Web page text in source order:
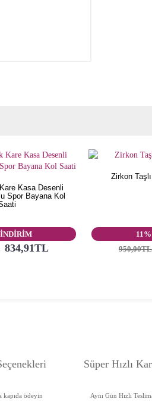
Kare Kasa Desenli
Spor Bayana Kol
834,91TL
Zirkon
950,00TL
kapıda ödeyin
Süper Hızlı
Aynı Gün Hızlı